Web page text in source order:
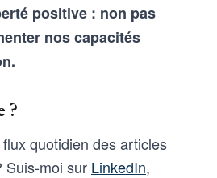
positive : non pas
nos capacités
?
quotidien des articles
Suis-moi sur LinkedIn,